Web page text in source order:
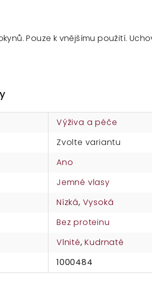
Pouze k vnějšímu použití.
Výživa a péče
Zvolte variantu
Ano
Jemné vlasy
Nízká, Vysoká
Bez proteinu
Vlnité,Kudrnaté
1000484